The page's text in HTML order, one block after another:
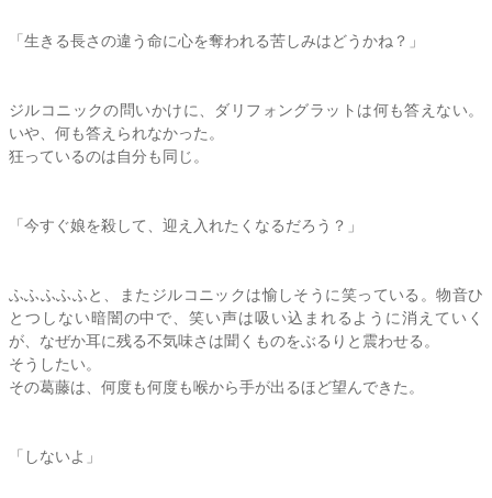
「生きる長さの違う命に心を奪われる苦しみはどうかね？」
ジルコニックの問いかけに、ダリフォングラットは何も答えない。
いや、何も答えられなかった。
狂っているのは自分も同じ。
「今すぐ娘を殺して、迎え入れたくなるだろう？」
ふふふふふと、またジルコニックは愉しそうに笑っている。物音ひ
とつしない暗闇の中で、笑い声は吸い込まれるように消えていく
が、なぜか耳に残る不気味さは聞くものをぶるりと震わせる。
そうしたい。
その葛藤は、何度も何度も喉から手が出るほど望んできた。
「しないよ」